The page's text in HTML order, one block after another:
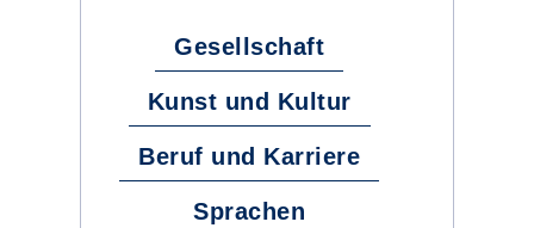
Gesellschaft
Kunst und Kultur
Beruf und Karriere
Sprachen